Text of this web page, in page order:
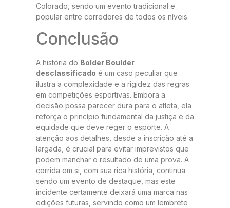
Colorado, sendo um evento tradicional e
popular entre corredores de todos os níveis.
Conclusão
A história do Bolder Boulder
desclassificado é um caso peculiar que
ilustra a complexidade e a rigidez das regras
em competições esportivas. Embora a
decisão possa parecer dura para o atleta, ela
reforça o princípio fundamental da justiça e da
equidade que deve reger o esporte. A
atenção aos detalhes, desde a inscrição até a
largada, é crucial para evitar imprevistos que
podem manchar o resultado de uma prova. A
corrida em si, com sua rica história, continua
sendo um evento de destaque, mas este
incidente certamente deixará uma marca nas
edições futuras, servindo como um lembrete